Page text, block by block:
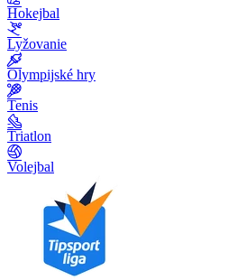
Hokejbal
Lyžovanie
Olympijské hry
Tenis
Triatlon
Volejbal